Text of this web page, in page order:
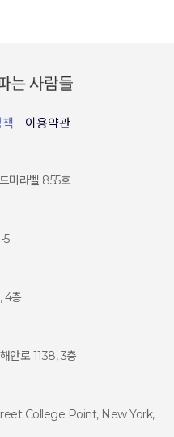
이용약관
미라벨 855호
5
4층
안로 1138, 3층
College Point, New York,